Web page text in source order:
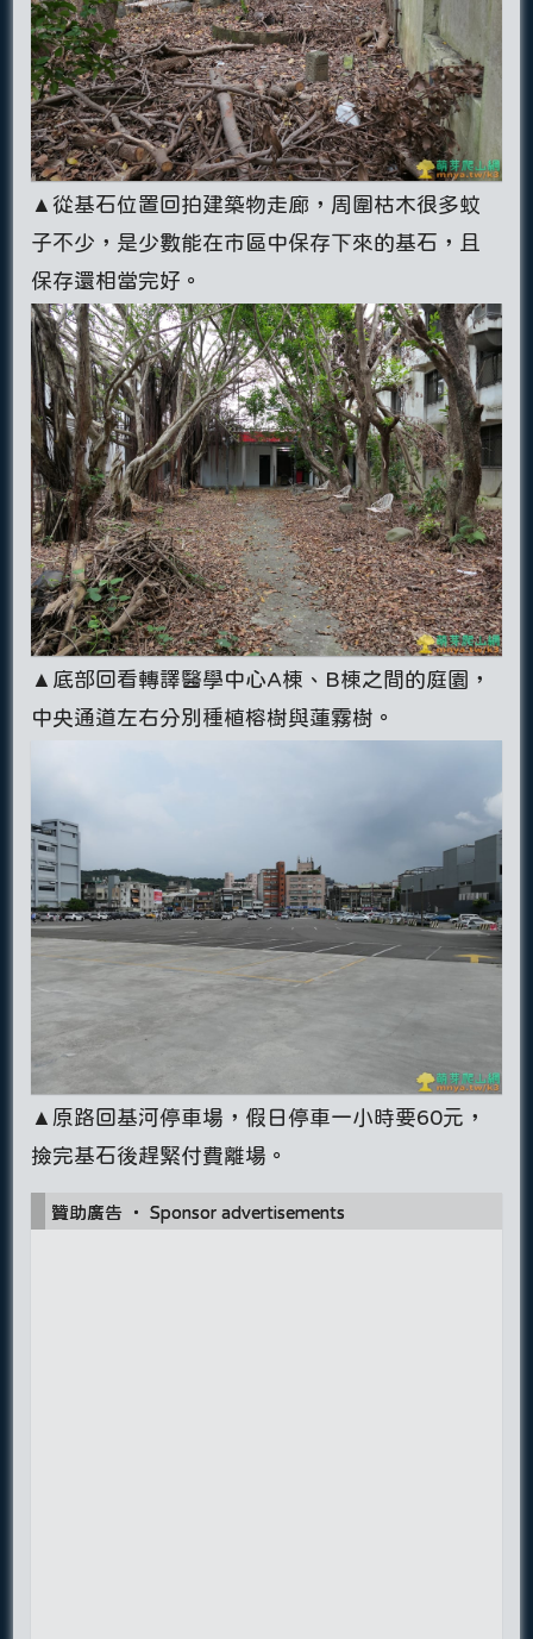
▲從基石位置回拍建築物走廊，周圍枯木很多蚊
子不少，是少數能在市區中保存下來的基石，且
保存還相當完好。
▲底部回看轉譯醫學中心A棟、B棟之間的庭園，
中央通道左右分別種植榕樹與蓮霧樹。
▲原路回基河停車場，假日停車一小時要60元，
撿完基石後趕緊付費離場。
贊助廣告 ‧ Sponsor advertisements